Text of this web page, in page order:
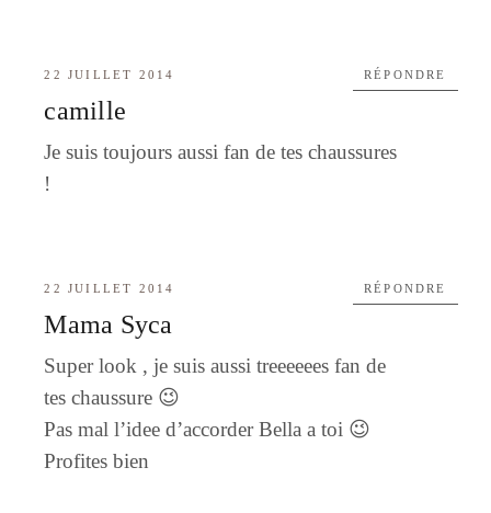
22 JUILLET 2014
camille
Je suis toujours aussi fan de tes chaussures
!
RÉPONDRE
22 JUILLET 2014
Mama Syca
Super look , je suis aussi treeeeees fan de
tes chaussure 😉
Pas mal l’idee d’accorder Bella a toi 😉
Profites bien
RÉPONDRE